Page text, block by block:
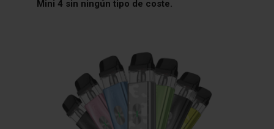
Mini 4 sin ningún tipo de coste.